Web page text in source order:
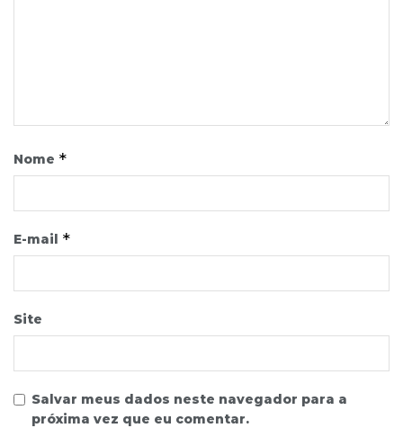
Nome *
E-mail *
Site
Salvar meus dados neste navegador para a
próxima vez que eu comentar.